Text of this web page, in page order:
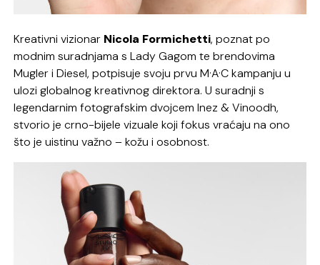
Kreativni vizionar Nicola Formichetti, poznat po
modnim suradnjama s Lady Gagom te brendovima
Mugler i Diesel, potpisuje svoju prvu M·A·C kampanju u
ulozi globalnog kreativnog direktora. U suradnji s
legendarnim fotografskim dvojcem Inez & Vinoodh,
stvorio je crno-bijele vizuale koji fokus vraćaju na ono
što je uistinu važno – kožu i osobnost.